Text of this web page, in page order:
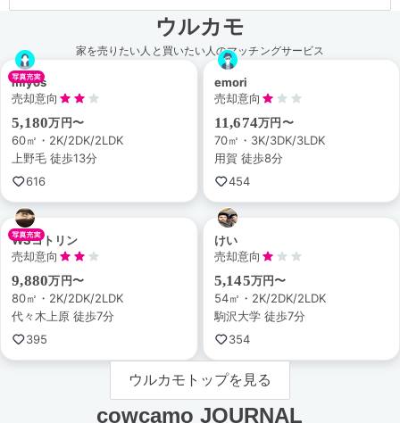
ウルカモ
家を売りたい人と買いたい人のマッチングサービス
miyos
売却意向
5,180万円〜
60㎡・2K/2DK/2LDK
上野毛 徒歩13分
616
emori
売却意向
11,674万円〜
70㎡・3K/3DK/3LDK
用賀 徒歩8分
454
WSコトリン
売却意向
9,880万円〜
80㎡・2K/2DK/2LDK
代々木上原 徒歩7分
395
けい
売却意向
5,145万円〜
54㎡・2K/2DK/2LDK
駒沢大学 徒歩7分
354
ウルカモトップを見る
cowcamo JOURNAL